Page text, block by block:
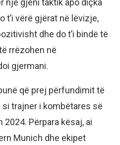
një gjeni taktik apo diçka
t’i vërë gjërat në lëvizje,
dhe do t’i bindë të
rrëzohen në
gjermani.
që prej përfundimit të
trajner i kombëtares së
Përpara kësaj, ai
Munich dhe ekipet